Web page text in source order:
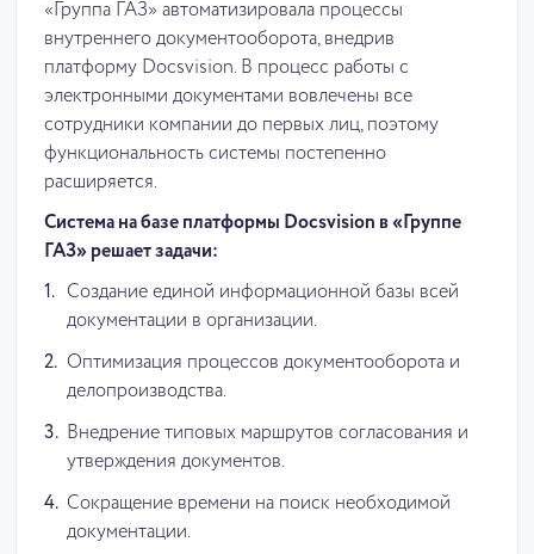
«Группа ГАЗ» автоматизировала процессы
внутреннего документооборота, внедрив
платформу Docsvision. В процесс работы с
электронными документами вовлечены все
сотрудники компании до первых лиц, поэтому
функциональность системы постепенно
расширяется.
Система на базе платформы Docsvision в «Группе
ГАЗ» решает задачи:
Создание единой информационной базы всей
документации в организации.
Оптимизация процессов документооборота и
делопроизводства.
Внедрение типовых маршрутов согласования и
утверждения документов.
Сокращение времени на поиск необходимой
документации.